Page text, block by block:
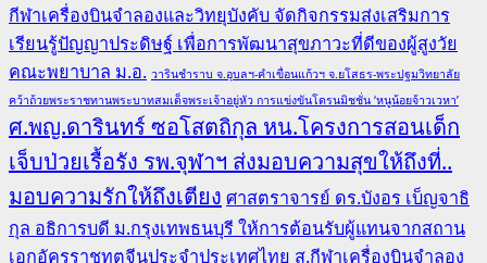
กีฬาเครื่องบินจำลองและวิทยุบังคับ จัดกิจกรรมส่งเสริมการ
เรียนรู้ปัญญาประดิษฐ์ เพื่อการพัฒนาสุขภาวะที่ดีของผู้สูงวัย
คณะพยาบาล ม.อ. วารินชำราบ จ.อุบลฯ-คำเขื่อนแก้วฯ จ.ยโสธร-พระปฐมวิทยาลัย
คว้าถ้วยพระราชทานพระบาทสมเด็จพระเจ้าอยู่หัว การแข่งขันโดรนมิชชั่น ‘หนูน้อยจ้าวเวหา’
ศ.พญ.ดารินทร์ ซอโสตถิกุล หน.โครงการสอนเด็ก
เจ็บป่วยเรื้อรัง รพ.จุฬาฯ ส่งมอบความสุขให้ถึงที่..
มอบความรักให้ถึงเตียง ศาสตราจารย์ ดร.บังอร เบ็ญจาธิ
กุล อธิการบดี ม.กรุงเทพธนบุรี ให้การต้อนรับผู้แทนจากสถาน
เอกอัครราชทูตจีนประจำประเทศไทย ส.กีฬาเครื่องบินจำลอง